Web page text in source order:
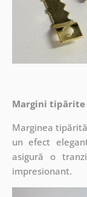
Margini tipărite
Marginea
un efect
asigură o
impresionant.